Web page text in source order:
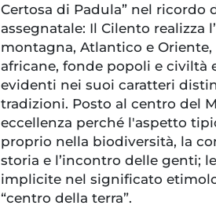
Certosa di Padula” nel ricordo
assegnatale: Il Cilento realizza
montagna, Atlantico e
africane, fonde popoli e civiltà
evidenti nei suoi caratteri
tradizioni. Posto al centro del
eccellenza perché l'aspetto
proprio nella biodiversità, la
storia e l’incontro delle genti;
implicite nel significato
“centro della terra”.